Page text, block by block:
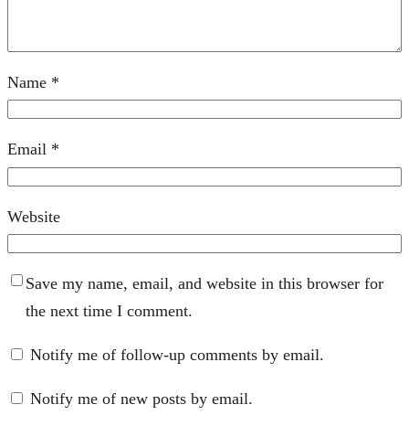
Name *
Email *
Website
Save my name, email, and website in this browser for
the next time I comment.
Notify me of follow-up comments by email.
Notify me of new posts by email.